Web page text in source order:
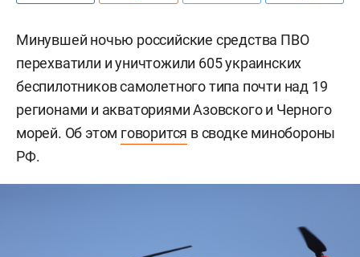
Минувшей ночью российские средства ПВО
перехватили и уничтожили 605 украинских
беспилотников самолетного типа почти над 19
регионами и акваториями Азовского и Черного
морей. Об этом говорится в сводке минобороны
РФ.